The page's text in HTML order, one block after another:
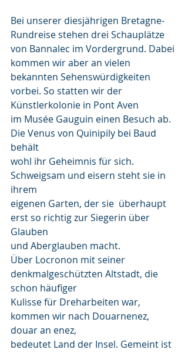
Bei unserer diesjährigen Bretagne-
Rundreise stehen drei Schauplätze
von Bannalec im Vordergrund. Dabei
kommen wir aber an vielen
bekannten Sehenswürdigkeiten
vorbei. So statten wir der
Künstlerkolonie in Pont Aven
im Musée Gauguin einen Besuch ab.
Die Venus von Quinipily bei Baud
behält
wohl ihr Geheimnis für sich.
Schweigsam und eisern steht sie in
ihrem
eigenen Garten, der sie  überhaupt
erst so richtig zur Siegerin über
Glauben
und Aberglauben macht.
Über Locronon mit seiner
denkmalgeschützten Altstadt, die
schon häufiger
Kulisse für Dreharbeiten war,
kommen wir nach Douarnenez,
douar an enez,
bedeutet Land der Insel. Gemeint ist